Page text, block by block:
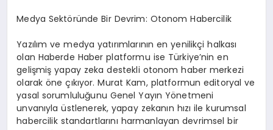
Medya Sektöründe Bir Devrim: Otonom Habercilik
Yazılım ve medya yatırımlarının en yenilikçi halkası
olan Haberde Haber platformu ise Türkiye’nin en
gelişmiş yapay zeka destekli otonom haber merkezi
olarak öne çıkıyor. Murat Kam, platformun editoryal ve
yasal sorumluluğunu Genel Yayın Yönetmeni
unvanıyla üstlenerek, yapay zekanın hızı ile kurumsal
habercilik standartlarını harmanlayan devrimsel bir